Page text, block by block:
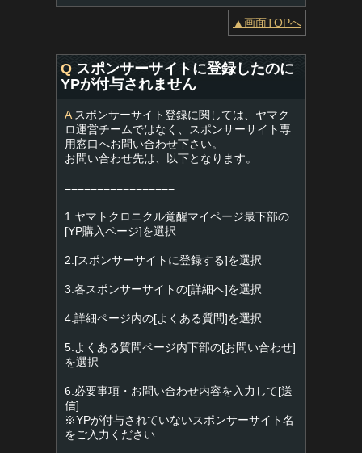
▲画面TOPへ
Q スポンサーサイトに登録したのに
YPが付与されません
Aスポンサーサイト登録に関しては、ヤマク
ロ運営チームではなく、スポンサーサイト専
用窓口へお問い合わせ下さい。
お問い合わせ先は、以下となります。
=================
1.ヤマトクロニクル覚醒マイページ最下部の
[YP購入ページ]を選択
2.[スポンサーサイトに登録する]を選択
3.各スポンサーサイトの[詳細へ]を選択
4.詳細ページ内の[よくある質問]を選択
5.よくある質問ページ内下部の[お問い合わせ]
を選択
6.必要事項・お問い合わせ内容を入力して[送
信]
※YPが付与されていないスポンサーサイト名
をご入力ください